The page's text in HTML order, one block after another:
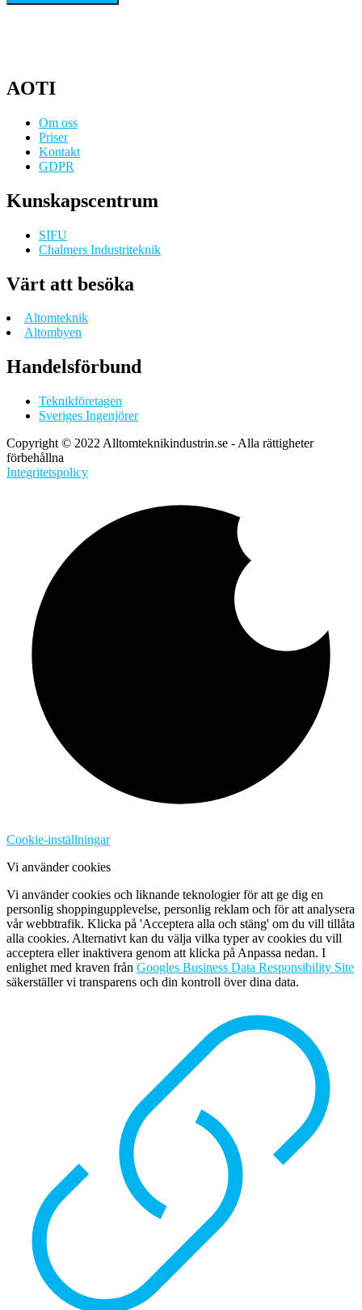
AOTI
Om oss
Priser
Kontakt
GDPR
Kunskapscentrum
SIFU
Chalmers Industriteknik
Värt att besöka
Altomteknik
Altombyen
Handelsförbund
Teknikföretagen
Sveriges Ingenjörer
Copyright © 2022 Alltomteknikindustrin.se - Alla rättigheter
förbehållna
Integritetspolicy
Cookie-inställningar
Vi använder cookies
Vi använder cookies och liknande teknologier för att ge dig en
personlig shoppingupplevelse, personlig reklam och för att analysera
vår webbtrafik. Klicka på 'Acceptera alla och stäng' om du vill tillåta
alla cookies. Alternativt kan du välja vilka typer av cookies du vill
acceptera eller inaktivera genom att klicka på Anpassa nedan. I
enlighet med kraven från Googles Business Data Responsibility Site
säkerställer vi transparens och din kontroll över dina data.